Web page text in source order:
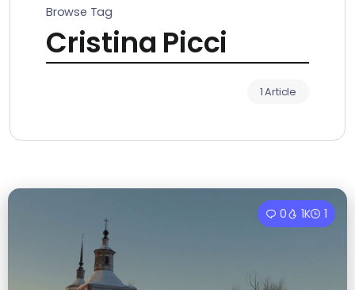
Browse Tag
Cristina Picci
1 Article
0 1K 1